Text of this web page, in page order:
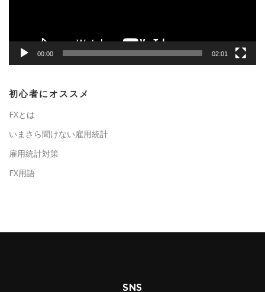
00:00 02:01
初心者にオススメ
FXとは
いまさら聞けない雇用統計
雇用統計対策
FX用語
SNS